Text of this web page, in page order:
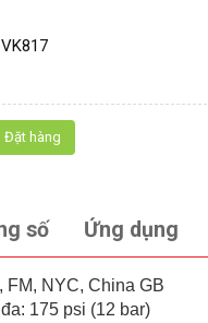
Đặt hàng
số Ứng dụng
FM, NYC, China GB
175 psi (12 bar)